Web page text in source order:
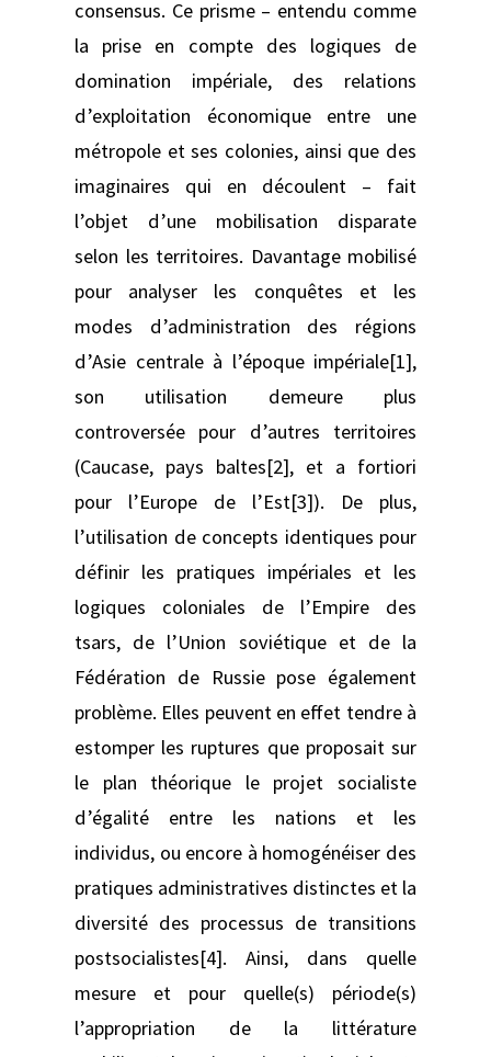
consensus. Ce prisme – entendu comme
la prise en compte des logiques de
domination impériale, des relations
d’exploitation économique entre une
métropole et ses colonies, ainsi que des
imaginaires qui en découlent – fait
l’objet d’une mobilisation disparate
selon les territoires. Davantage mobilisé
pour analyser les conquêtes et les
modes d’administration des régions
d’Asie centrale à l’époque impériale[1],
son utilisation demeure plus
controversée pour d’autres territoires
(Caucase, pays baltes[2], et a fortiori
pour l’Europe de l’Est[3]). De plus,
l’utilisation de concepts identiques pour
définir les pratiques impériales et les
logiques coloniales de l’Empire des
tsars, de l’Union soviétique et de la
Fédération de Russie pose également
problème. Elles peuvent en effet tendre à
estomper les ruptures que proposait sur
le plan théorique le projet socialiste
d’égalité entre les nations et les
individus, ou encore à homogénéiser des
pratiques administratives distinctes et la
diversité des processus de transitions
postsocialistes[4]. Ainsi, dans quelle
mesure et pour quelle(s) période(s)
l’appropriation de la littérature